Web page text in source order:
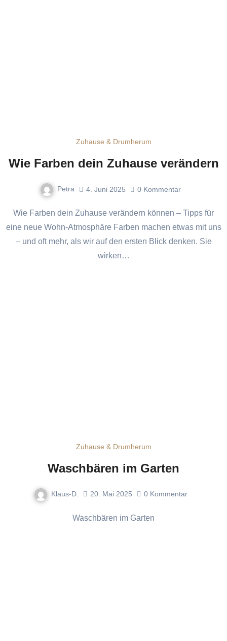
Zuhause & Drumherum
Wie Farben dein Zuhause verändern
Petra 4. Juni 2025 0 Kommentar
Wie Farben dein Zuhause verändern können – Tipps für
eine neue Wohn-Atmosphäre Farben machen etwas mit uns
– und oft mehr, als wir auf den ersten Blick denken. Sie
wirken…
Zuhause & Drumherum
Waschbären im Garten
Klaus-D. 20. Mai 2025 0 Kommentar
Waschbären im Garten